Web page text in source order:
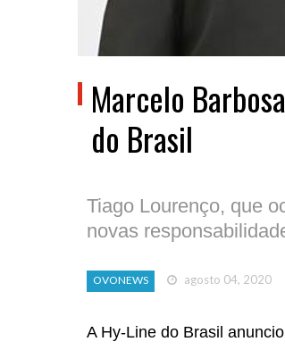
Marcelo
do Brasil
Tiago Lourenço, que
novas
OVONEWS agosto 04, 2020
A Hy-Line do Brasil